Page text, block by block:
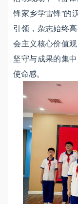
锋家乡学雷锋”的
引领，杂志始终
会主义核心价值
坚守与成果的集
使命感。